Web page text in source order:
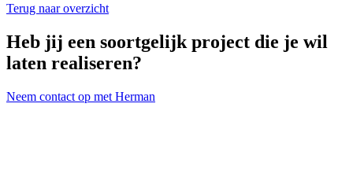
Terug naar overzicht
Heb jij een soortgelijk project die je wil
laten realiseren?
Neem contact op met Herman